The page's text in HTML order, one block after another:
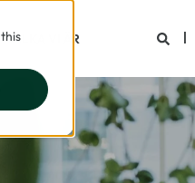
VILKA VI ÄR